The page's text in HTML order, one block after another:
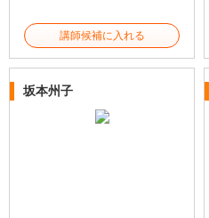
講師候補に入れる
坂本州子